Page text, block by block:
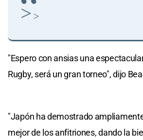
> >
"Espero con ansias una
Rugby, será un gran torneo", dijo
"Japón ha demostrado
mejor de los anfitriones, dando la